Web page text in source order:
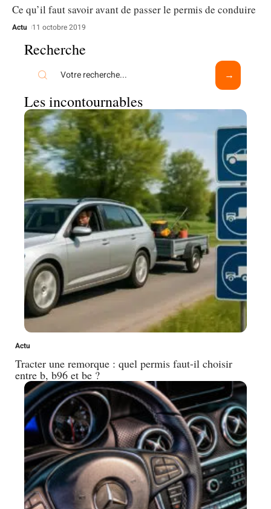
Ce qu’il faut savoir avant de passer le permis de conduire
Actu 11 octobre 2019
Recherche
Les incontournables
Actu
Tracter une remorque : quel permis faut-il choisir
entre b, b96 et be ?